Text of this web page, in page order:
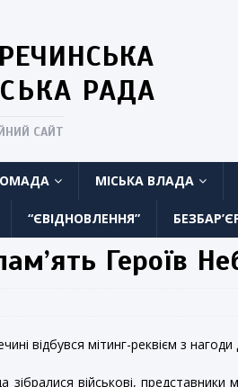
РАДА
САЙТ
МІСЬКА ВЛАДА
“ЄВІДНОВЛЕННЯ”
Героїв
відбувся мітинг-реквієм з
зібралися військові,